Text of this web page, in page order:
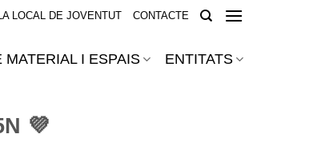
LOCAL DE JOVENTUT CONTACTE
MATERIAL I ESPAIS ENTITATS
💜